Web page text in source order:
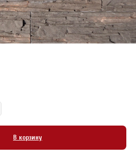
В корзину